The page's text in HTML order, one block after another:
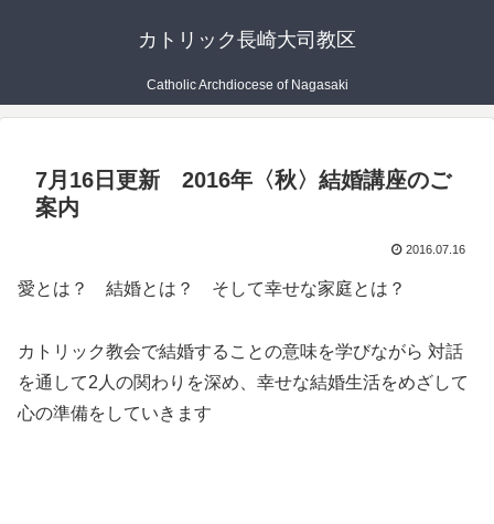
カトリック長崎大司教区
Catholic Archdiocese of Nagasaki
7月16日更新 2016年〈秋〉結婚講座のご
案内
2016.07.16
愛とは？ 結婚とは？ そして幸せな家庭とは？
カトリック教会で結婚することの意味を学びながら 対話
を通して2人の関わりを深め、幸せな結婚生活をめざして
心の準備をしていきます